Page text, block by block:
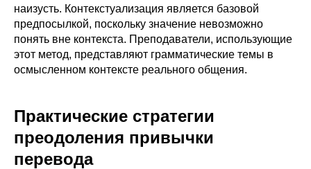
наизусть. Контекстуализация является базовой
предпосылкой, поскольку значение невозможно
понять вне контекста. Преподаватели, использующие
этот метод, представляют грамматические темы в
осмысленном контексте реального общения.
Практические стратегии
преодоления привычки
перевода